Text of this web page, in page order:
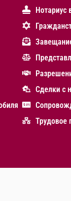
Нотариус
Сделки с
Трудовое